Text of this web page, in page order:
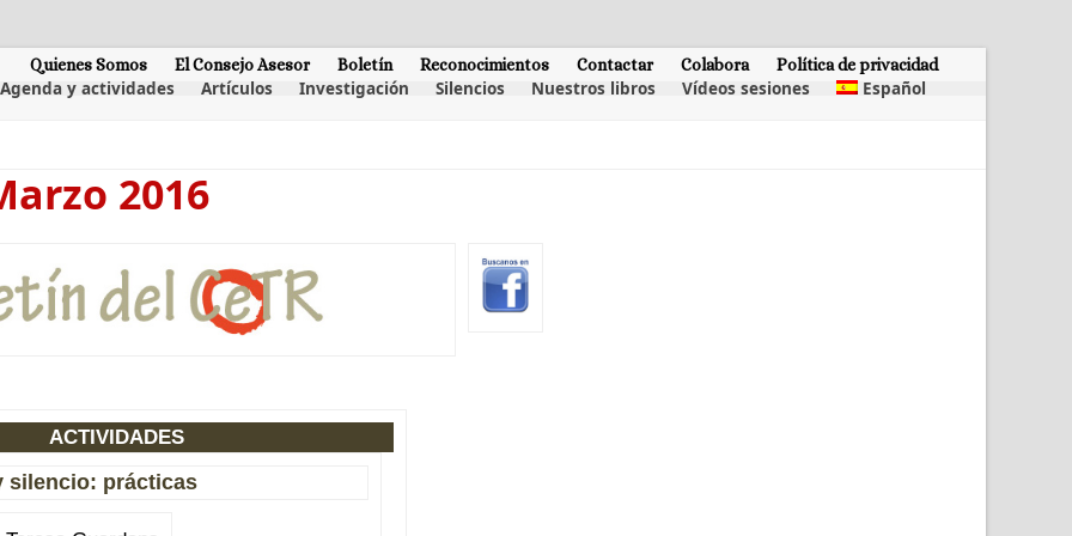
Quienes Somos El Consejo Asesor Boletín Reconocimientos Contactar Colabora Política de privacidad
Agenda y actividades Artículos Investigación Silencios Nuestros libros Vídeos sesiones Español
2016
ACTIVIDADES
silencio: prácticas